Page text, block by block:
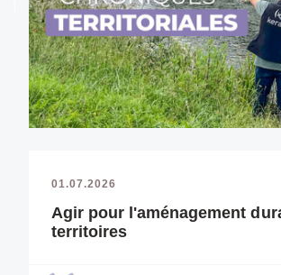
01.07.2026
Agir pour l'aménagement
territoires